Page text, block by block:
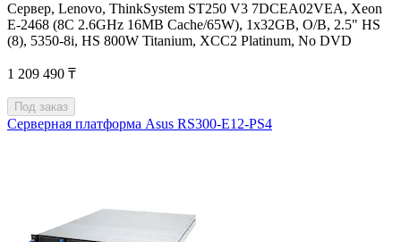
Сервер, Lenovo, ThinkSystem ST250 V3 7DCEA02VEA, Xeon
E-2468 (8C 2.6GHz 16MB Cache/65W), 1x32GB, O/B, 2.5" HS
(8), 5350-8i, HS 800W Titanium, XCC2 Platinum, No DVD
1 209 490 ₸
Под заказ
Серверная платформа Asus RS300-E12-PS4